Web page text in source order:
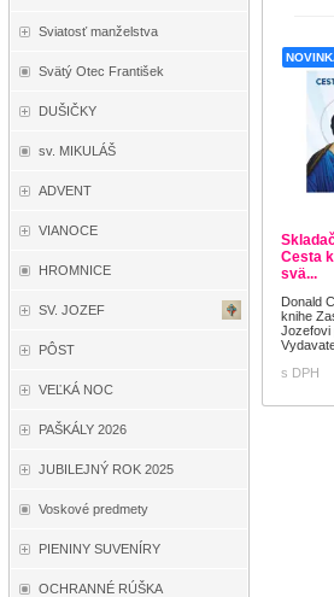
Sviatosť manželstva
Svätý Otec František
DUŠIČKY
sv. MIKULÁŠ
ADVENT
VIANOCE
HROMNICE
SV. JOZEF
PÔST
VEĽKÁ NOC
PAŠKÁLY 2026
JUBILEJNÝ ROK 2025
Voskové predmety
PIENINY SUVENÍRY
OCHRANNÉ RÚŠKA
Cesta
svä...
Donald
knihe
Jozefovi
s DPH